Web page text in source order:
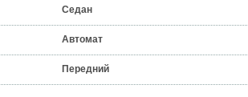
Седан
Автомат
Передний